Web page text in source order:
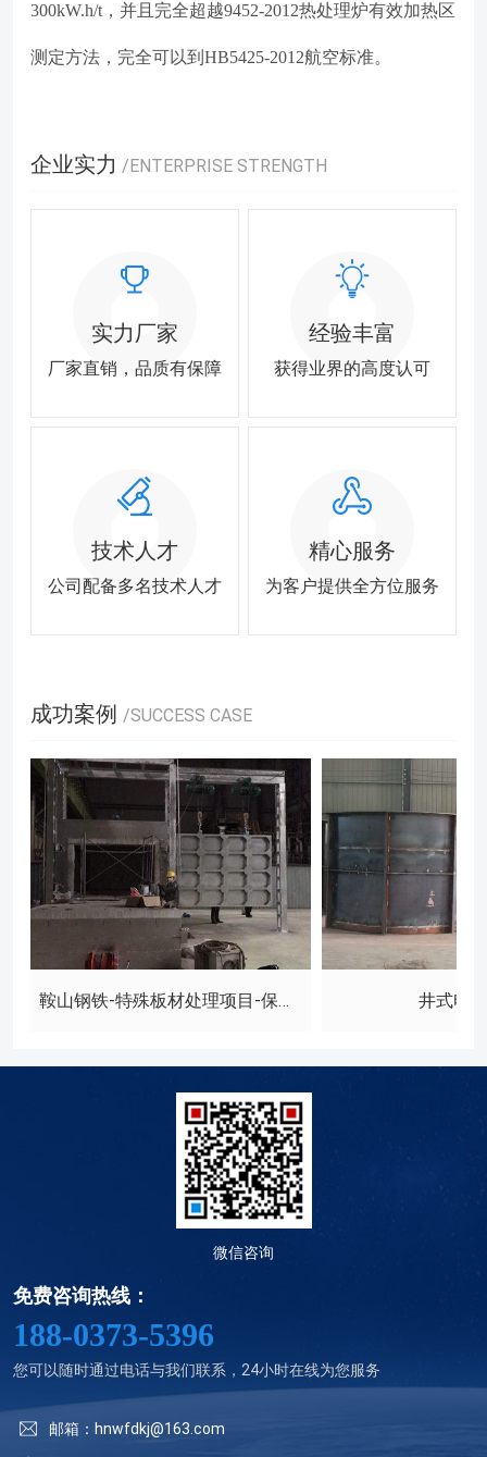
300kW.h/t，并且完全超越9452-2012热处理炉有效加热区
测定方法，完全可以到HB5425-2012航空标准。
企业实力 /ENTERPRISE STRENGTH
实力厂家
厂家直销，品质有保障
经验丰富
获得业界的高度认可
技术人才
公司配备多名技术人才
精心服务
为客户提供全方位服务
成功案例 /SUCCESS CASE
鞍山钢铁-特殊板材处理项目-保护气氛台车式回火炉 井式电
微信咨询
免费咨询热线：
188-0373-5396
您可以随时通过电话与我们联系，24小时在线为您服务
邮箱：hnwfdkj@163.com